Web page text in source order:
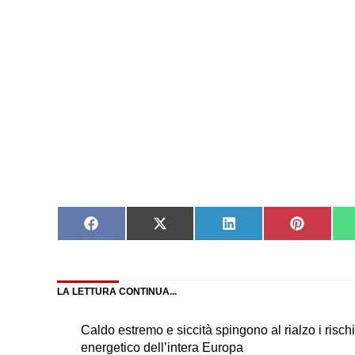
Share
on
Share
on
Share
on
Share
on
LA LETTURA CONTINUA...
Caldo estremo e siccità spingono al rialzo i
energetico dell’intera Europa